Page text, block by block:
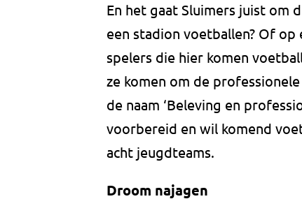
En het gaat Sluimers juist om
een stadion voetballen? Of
spelers die hier komen
ze komen om de
de naam ‘Beleving en
voorbereid en wil komend
acht jeugdteams.
Droom najagen